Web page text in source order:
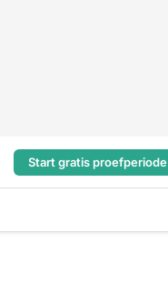
Start gratis proefperiode